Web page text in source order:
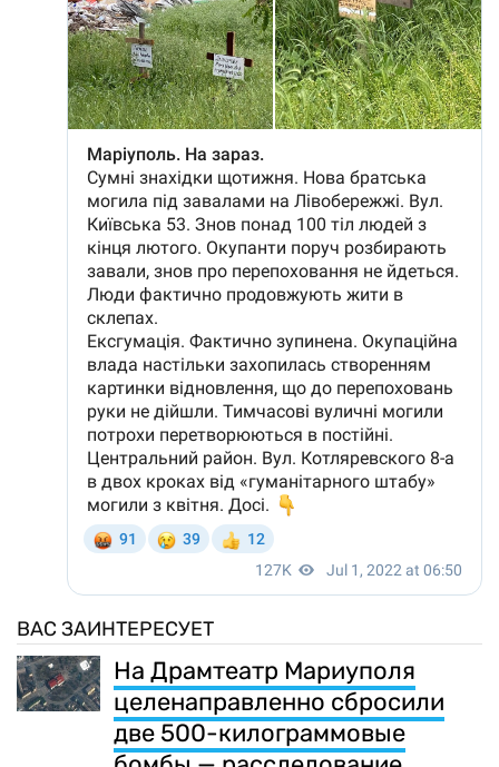
ВАС ЗАИНТЕРЕСУЕТ
На Драмтеатр Мариуполя
целенаправленно сбросили
две 500-килограммовые